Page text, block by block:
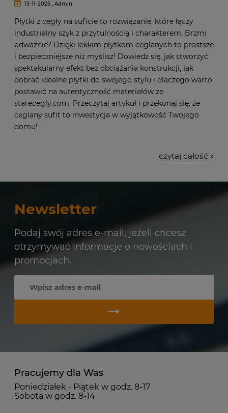
13-11-2025 , Admin
Płytki z cegły na suficie to rozwiązanie, które łączy
industrialny szyk z przytulnością i charakterem. Brzmi
odważnie? Dzięki lekkim płytkom ceglanych to prostsze
i bezpieczniejsze niż myślisz! Dowiedz się, jak stworzyć
spektakularny efekt bez obciążania konstrukcji, jak
dobrać idealne płytki do swojego stylu i dlaczego warto
postawić na autentyczność materiałów ze
starecegly.com. Przeczytaj artykuł i przekonaj się, że
ceglany sufit to inwestycja w wyjątkowość Twojego
domu!
czytaj całość »
Newsletter
Podaj swój adres e-mail, jeżeli chcesz
otrzymywać informacje o nowościach i
promocjach.
Pracujemy dla Was
Poniedziałek - Piątek w godz. 8-17
Sobota w godz. 8-14